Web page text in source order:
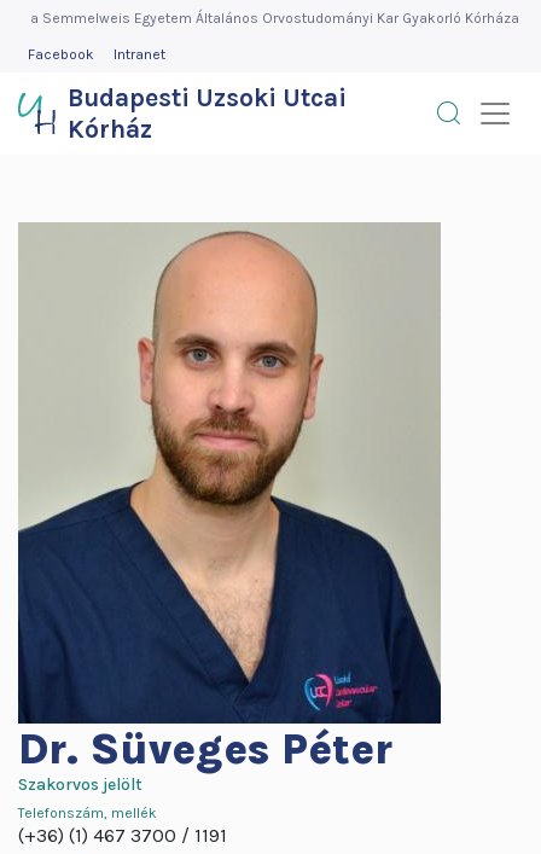
Budapesti
Uzsoki
Utcai
Ugrása Semmelweis Egyetem Általános Orvostudományi Kar Gyakorló Kórháza
MENÜ
Facebook Intranet
Budapesti Uzsoki Utcai
Kórház
Dr. Süveges Péter
Szakorvos jelölt
Telefonszám, mellék
(+36) (1) 467 3700 1191